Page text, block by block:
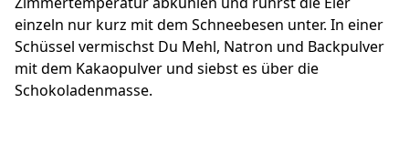
einzeln nur kurz mit dem Schneebesen unter. In einer
Schüssel vermischst Du Mehl, Natron und Backpulver
mit dem Kakaopulver und siebst es über die
Schokoladenmasse.